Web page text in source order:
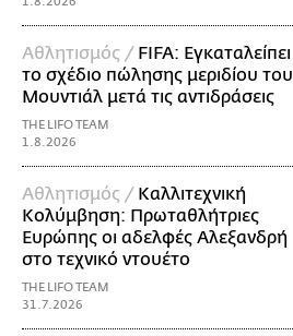
Αθλητισμός / FIFA: Εγκαταλείπει
το σχέδιο πώλησης μεριδίου του
Μουντιάλ μετά τις αντιδράσεις
THE LIFO TEAM
1.8.2026
Αθλητισμός / Καλλιτεχνική
Κολύμβηση: Πρωταθλήτριες
Ευρώπης οι αδελφές Αλεξανδρή
στο τεχνικό ντουέτο
THE LIFO TEAM
31.7.2026